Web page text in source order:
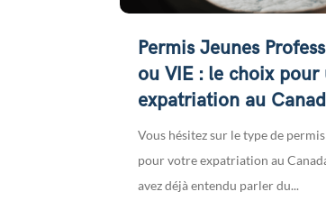
Permis Jeunes
ou VIE : le choix pour
expatriation au
Vous hésitez sur le type de
pour votre expatriation au
avez déjà entendu parler du...